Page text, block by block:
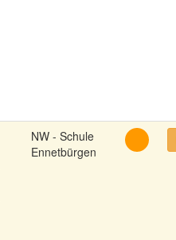
NW - Schule
Ennetbürgen